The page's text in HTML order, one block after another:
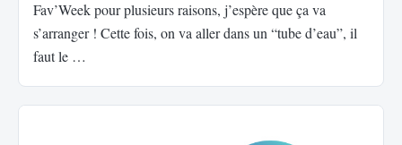
Fav’Week pour plusieurs raisons, j’espère que ça va
s’arranger ! Cette fois, on va aller dans un “tube d’eau”, il
faut le …